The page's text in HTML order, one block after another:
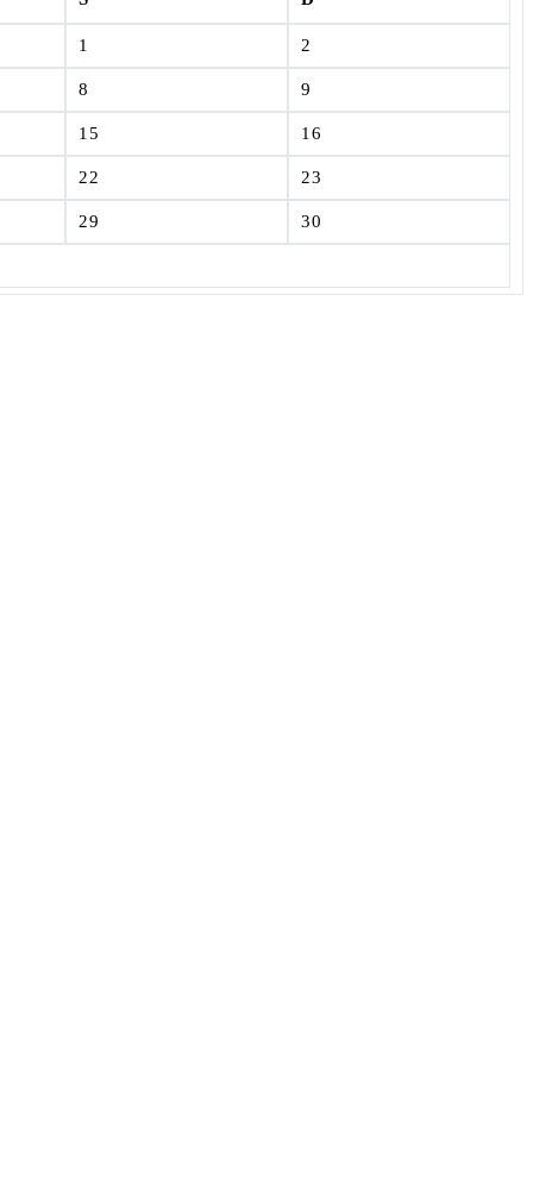
1 2
8 9
15 16
22 23
29 30